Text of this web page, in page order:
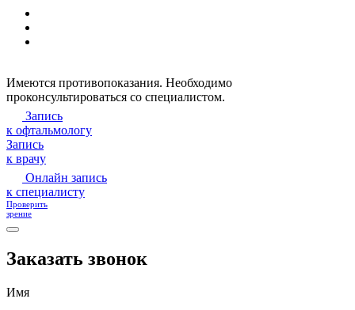
Имеются противопоказания. Необходимо
проконсультироваться со специалистом.
Запись
к офтальмологу
Запись
к врачу
Онлайн запись
к специалисту
Проверить
зрение
Заказать звонок
Имя